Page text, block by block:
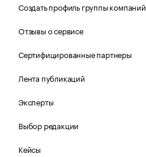
Создать профиль группы компаний
Отзывы о сервисе
Сертифицированные партнеры
Лента публикаций
Эксперты
Выбор редакции
Кейсы